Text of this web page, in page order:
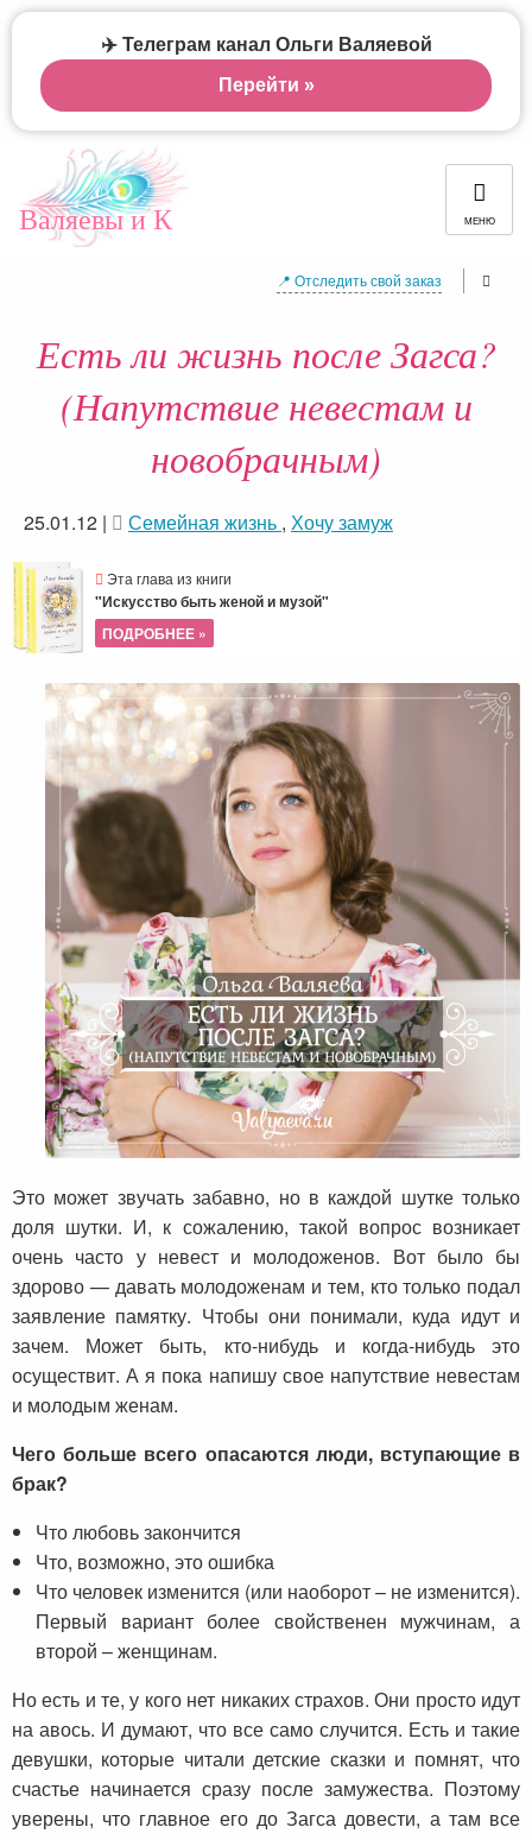
Валяевы и К МЕНЮ
📍 Отследить свой заказ
Есть ли жизнь после Загса?
(Напутствие невестам и
новобрачным)
25.01.12 | Семейная жизнь , Хочу замуж
Эта глава из книги
"Искусство быть женой и музой"
ПОДРОБНЕЕ »
Это может звучать забавно, но в каждой шутке только
доля шутки. И, к сожалению, такой вопрос возникает
очень часто у невест и молодоженов. Вот было бы
здорово — давать молодоженам и тем, кто только подал
заявление памятку. Чтобы они понимали, куда идут и
зачем. Может быть, кто-нибудь и когда-нибудь это
осуществит. А я пока напишу свое напутствие невестам
и молодым женам.
Чего больше всего опасаются люди, вступающие в
брак?
Что любовь закончится
Что, возможно, это ошибка
Что человек изменится (или наоборот – не изменится).
Первый вариант более свойственен мужчинам, а
второй – женщинам.
Но есть и те, у кого нет никаких страхов. Они просто идут
на авось. И думают, что все само случится. Есть и такие
девушки, которые читали детские сказки и помнят, что
счастье начинается сразу после замужества. Поэтому
уверены, что главное его до Загса довести, а там все
✈️ Телеграм канал Ольги Валяевой
Перейти »